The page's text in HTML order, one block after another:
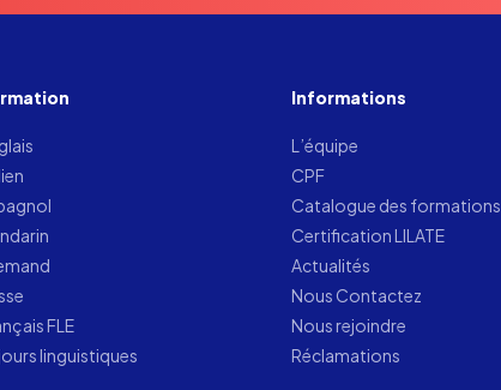
FLE
linguistiques
Informations
L’équipe
CPF
Catalogue des formations
Certification LILATE
Actualités
Nous Contactez
Nous rejoindre
Réclamations